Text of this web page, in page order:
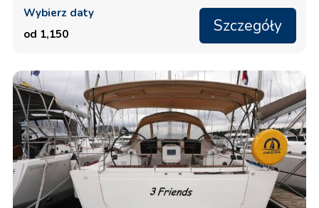
Wybierz daty
od 1,150
Szczegóły